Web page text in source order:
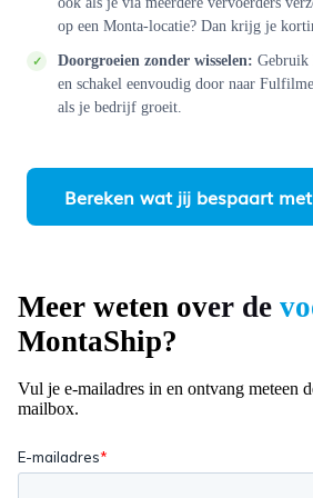
op een Monta-locatie? Dan krijg je
Doorgroeien zonder wisselen: Gebruik
en schakel eenvoudig door naar
als je bedrijf groeit.
Bereken wat jij bespaart
Meer weten over de
MontaShip?
Vul je e-mailadres in en ontvang meteen
mailbox.